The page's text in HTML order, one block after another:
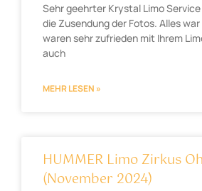
Sehr geehrter Krystal Limo
die Zusendung der Fotos. Alles
waren sehr zufrieden mit Ihrem
auch
MEHR LESEN »
HUMMER Limo Zirkus
(November 2024)